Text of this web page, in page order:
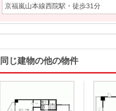
京福嵐山本線西院駅・徒歩31分
同じ建物の他の物件